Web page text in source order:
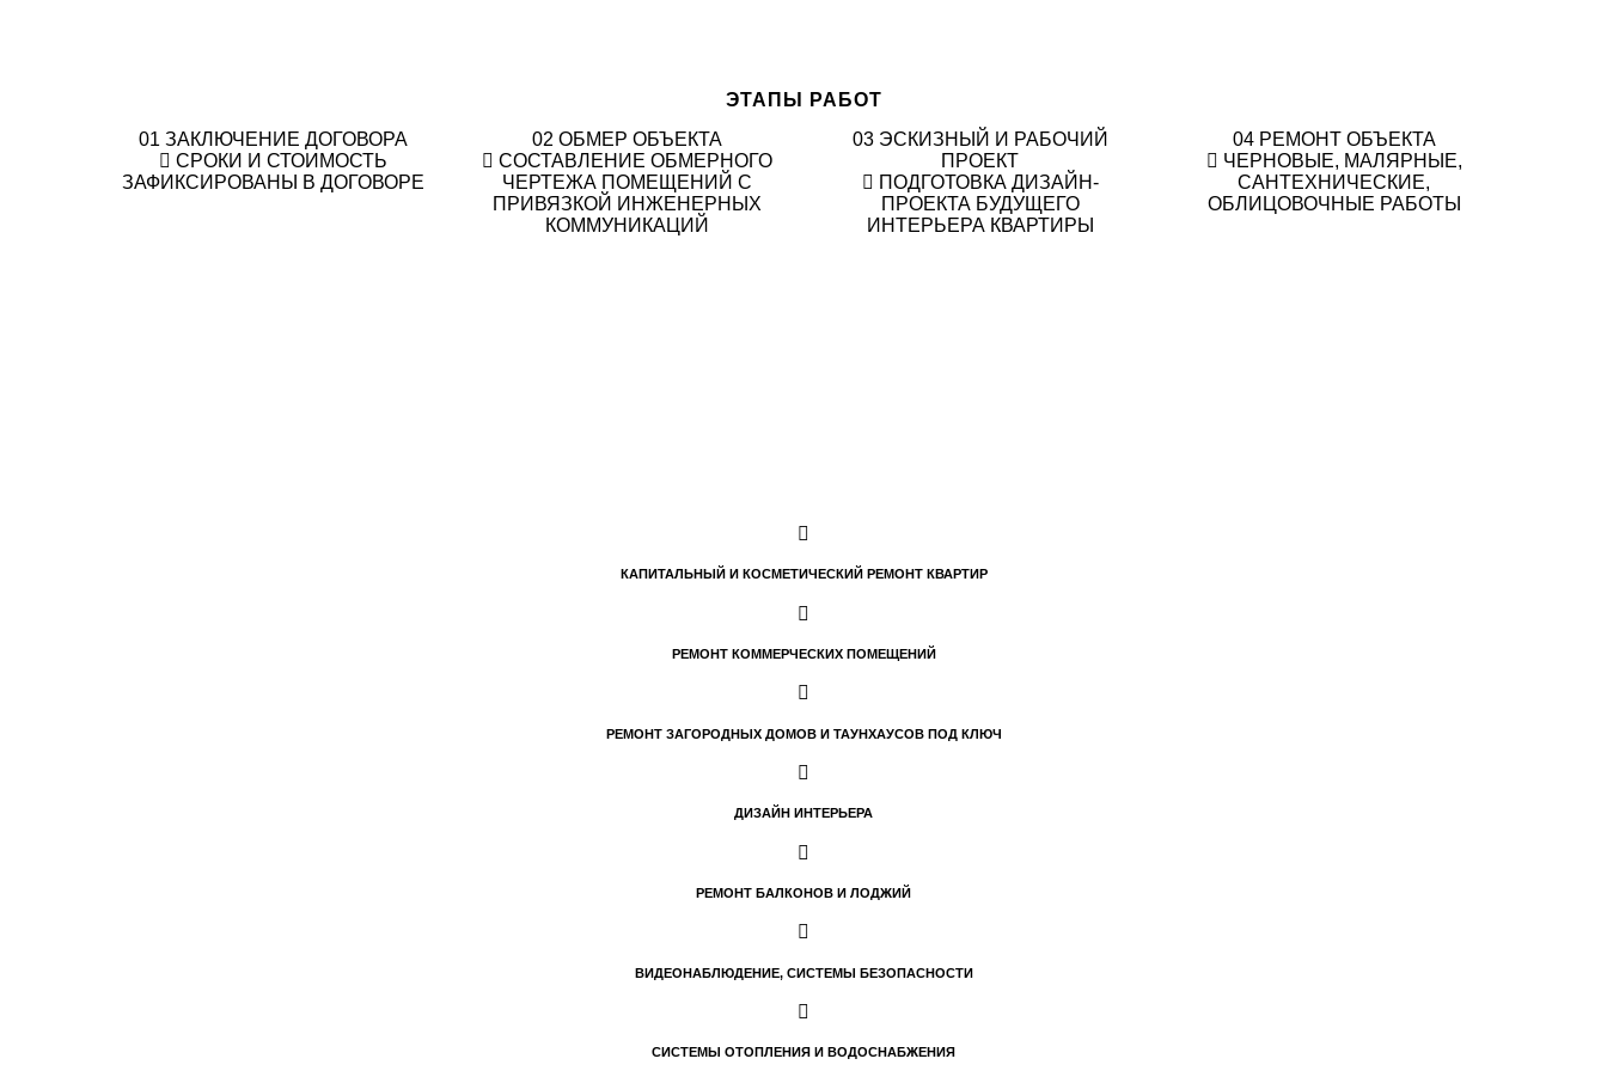
ЭТАПЫ РАБОТ
01 ЗАКЛЮЧЕНИЕ ДОГОВОРА
СРОКИ И СТОИМОСТЬ
ЗАФИКСИРОВАНЫ В ДОГОВОРЕ
02 ОБМЕР ОБЪЕКТА
СОСТАВЛЕНИЕ ОБМЕРНОГО
ЧЕРТЕЖА ПОМЕЩЕНИЙ С
ПРИВЯЗКОЙ ИНЖЕНЕРНЫХ
КОММУНИКАЦИЙ
03 ЭСКИЗНЫЙ И РАБОЧИЙ
ПРОЕКТ
ПОДГОТОВКА ДИЗАЙН-
ПРОЕКТА БУДУЩЕГО
ИНТЕРЬЕРА КВАРТИРЫ
04 РЕМОНТ ОБЪЕКТА
ЧЕРНОВЫЕ, МАЛЯРНЫЕ,
САНТЕХНИЧЕСКИЕ,
ОБЛИЦОВОЧНЫЕ РАБОТЫ
КАПИТАЛЬНЫЙ И КОСМЕТИЧЕСКИЙ РЕМОНТ КВАРТИР
РЕМОНТ КОММЕРЧЕСКИХ ПОМЕЩЕНИЙ
РЕМОНТ ЗАГОРОДНЫХ ДОМОВ И ТАУНХАУСОВ ПОД КЛЮЧ
ДИЗАЙН ИНТЕРЬЕРА
РЕМОНТ БАЛКОНОВ И ЛОДЖИЙ
ВИДЕОНАБЛЮДЕНИЕ, СИСТЕМЫ БЕЗОПАСНОСТИ
СИСТЕМЫ ОТОПЛЕНИЯ И ВОДОСНАБЖЕНИЯ